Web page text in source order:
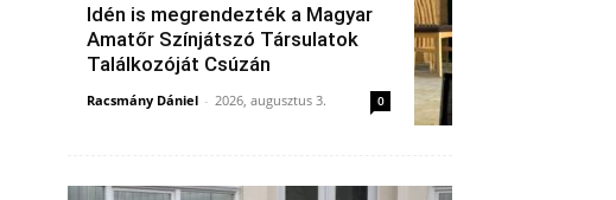
Idén is megrendezték a Magyar
Amatőr Színjátszó Társulatok
Találkozóját Csúzán
Racsmány Dániel - 2026, augusztus 3. 0